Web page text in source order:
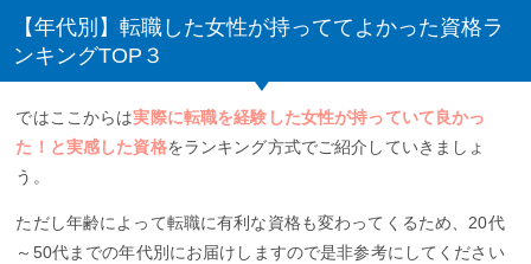
【年代別】転職した女性が持っててよかった資格ラ
ンキングTOP３
ではここからは実際に転職を経験した女性が持っていて良かっ
た！と実感した資格をランキング方式でご紹介していきましょ
う。
ただし年齢によって転職に有利な資格も変わってくるため、20代
～50代までの年代別にお届けしますので是非参考にしてください